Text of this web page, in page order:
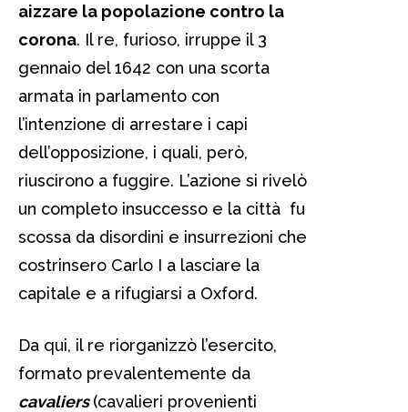
aizzare la popolazione contro la
corona. Il re, furioso, irruppe il 3
gennaio del 1642 con una scorta
armata in parlamento con
l’intenzione di arrestare i capi
dell’opposizione, i quali, però,
riuscirono a fuggire. L’azione si rivelò
un completo insuccesso e la città fu
scossa da disordini e insurrezioni che
costrinsero Carlo I a lasciare la
capitale e a rifugiarsi a Oxford.
Da qui, il re riorganizzò l’esercito,
formato prevalentemente da
cavaliers(cavalieri provenienti